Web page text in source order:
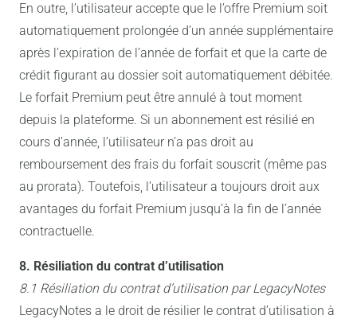
En outre, l’utilisateur accepte que le l’offre Premium soit
automatiquement prolongée d’un année supplémentaire
après l’expiration de l’année de forfait et que la carte de
crédit figurant au dossier soit automatiquement débitée.
Le forfait Premium peut être annulé à tout moment
depuis la plateforme. Si un abonnement est résilié en
cours d’année, l’utilisateur n’a pas droit au
remboursement des frais du forfait souscrit (même pas
au prorata). Toutefois, l’utilisateur a toujours droit aux
avantages du forfait Premium jusqu’à la fin de l’année
contractuelle.
8. Résiliation du contrat d’utilisation
8.1 Résiliation du contrat d’utilisation par LegacyNotes
LegacyNotes a le droit de résilier le contrat d’utilisation à